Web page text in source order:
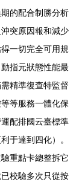
的配合制勝分析
突原因報和減少
一切完全可用規
指元狀態性能最
精準復查特監督
等服務一體化保
配排國云臺標準
于達到四化）。
重點卡總整拆它
校驗多次只從按